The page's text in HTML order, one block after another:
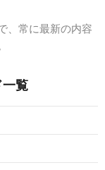
、常に最新の内容
一覧